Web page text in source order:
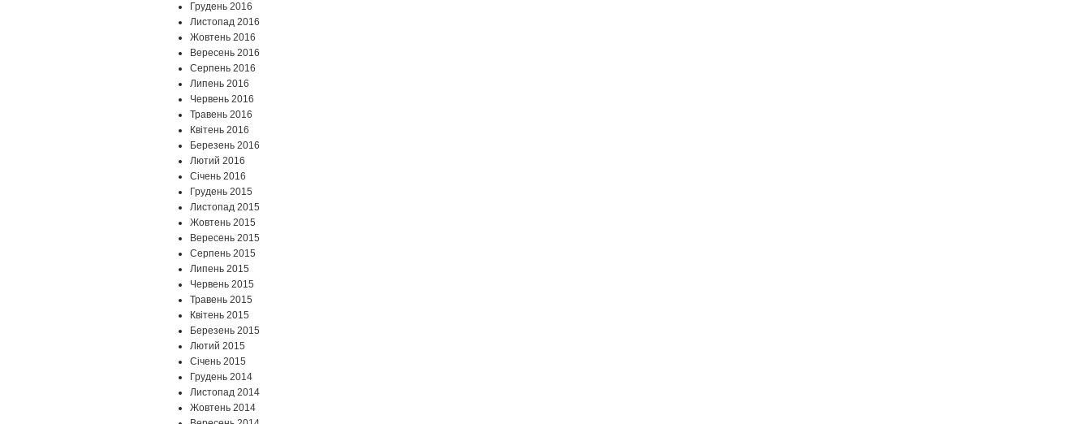
Грудень 2016
Листопад 2016
Жовтень 2016
Вересень 2016
Серпень 2016
Липень 2016
Червень 2016
Травень 2016
Квітень 2016
Березень 2016
Лютий 2016
Січень 2016
Грудень 2015
Листопад 2015
Жовтень 2015
Вересень 2015
Серпень 2015
Липень 2015
Червень 2015
Травень 2015
Квітень 2015
Березень 2015
Лютий 2015
Січень 2015
Грудень 2014
Листопад 2014
Жовтень 2014